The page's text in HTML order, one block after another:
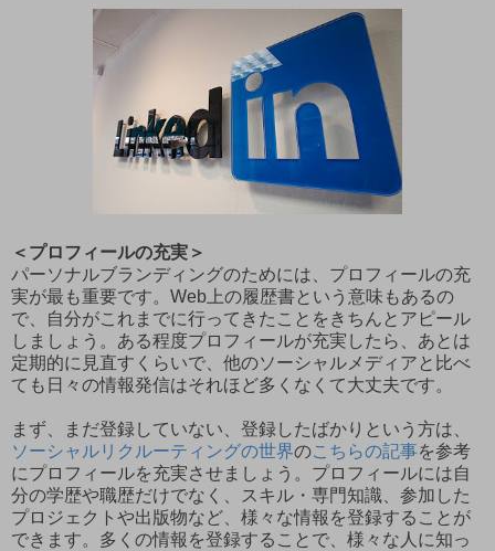
＜プロフィールの充実＞
パーソナルブランディングのためには、プロフィールの充
実が最も重要です。Web上の履歴書という意味もあるの
で、自分がこれまでに行ってきたことをきちんとアピール
しましょう。ある程度プロフィールが充実したら、あとは
定期的に見直すくらいで、他のソーシャルメディアと比べ
ても日々の情報発信はそれほど多くなくて大丈夫です。
まず、まだ登録していない、登録したばかりという方は、
ソーシャルリクルーティングの世界のこちらの記事を参考
にプロフィールを充実させましょう。プロフィールには自
分の学歴や職歴だけでなく、スキル・専門知識、参加した
プロジェクトや出版物など、様々な情報を登録することが
できます。多くの情報を登録することで、様々な人に知っ